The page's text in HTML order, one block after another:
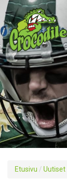
Etusivu / Uutiset